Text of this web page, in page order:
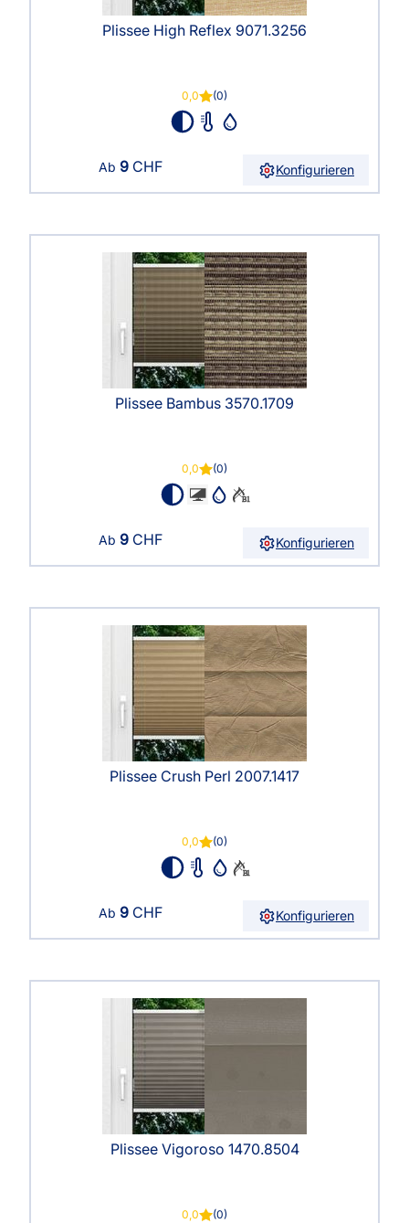
Plissee High Reflex 9071.3256
0,0 (0)
Ab 9 CHF Konfigurieren
Plissee Bambus 3570.1709
0,0 (0)
Ab 9 CHF Konfigurieren
Plissee Crush Perl 2007.1417
0,0 (0)
Ab 9 CHF Konfigurieren
Plissee Vigoroso 1470.8504
0,0 (0)